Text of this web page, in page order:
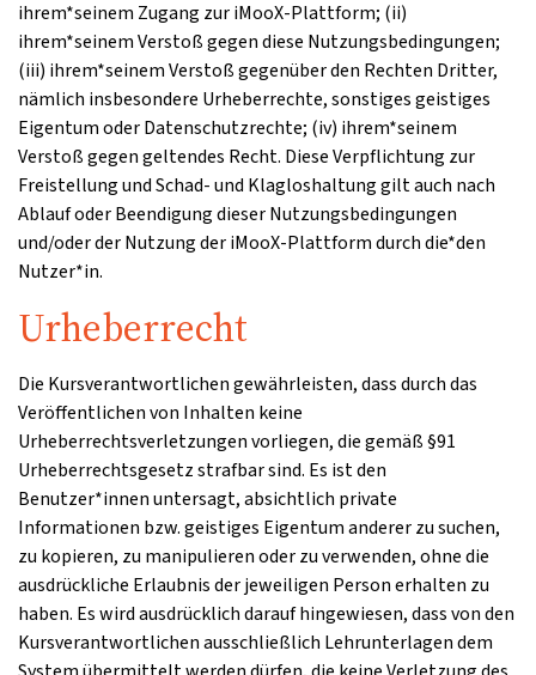
ihrem*seinem Zugang zur iMooX-Plattform; (ii)
ihrem*seinem Verstoß gegen diese Nutzungsbedingungen;
(iii) ihrem*seinem Verstoß gegenüber den Rechten Dritter,
nämlich insbesondere Urheberrechte, sonstiges geistiges
Eigentum oder Datenschutzrechte; (iv) ihrem*seinem
Verstoß gegen geltendes Recht. Diese Verpflichtung zur
Freistellung und Schad- und Klagloshaltung gilt auch nach
Ablauf oder Beendigung dieser Nutzungsbedingungen
und/oder der Nutzung der iMooX-Plattform durch die*den
Nutzer*in.
Urheberrecht
Die Kursverantwortlichen gewährleisten, dass durch das
Veröffentlichen von Inhalten keine
Urheberrechtsverletzungen vorliegen, die gemäß §91
Urheberrechtsgesetz strafbar sind. Es ist den
Benutzer*innen untersagt, absichtlich private
Informationen bzw. geistiges Eigentum anderer zu suchen,
zu kopieren, zu manipulieren oder zu verwenden, ohne die
ausdrückliche Erlaubnis der jeweiligen Person erhalten zu
haben. Es wird ausdrücklich darauf hingewiesen, dass von den
Kursverantwortlichen ausschließlich Lehrunterlagen dem